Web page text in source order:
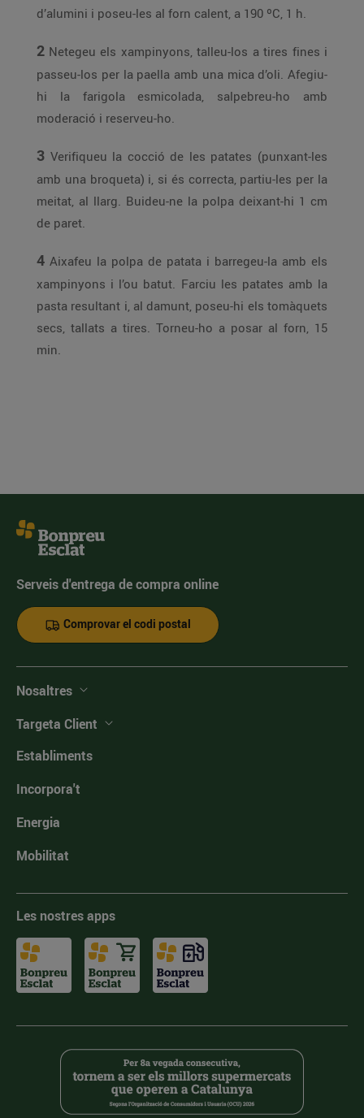
d’alumini i poseu-les al forn calent, a 190 ºC, 1 h.
2 Netegeu els xampinyons, talleu-los a tires fines i
passeu-los per la paella amb una mica d’oli. Afegiu-
hi la farigola esmicolada, salpebreu-ho amb
moderació i reserveu-ho.
3 Verifiqueu la cocció de les patates (punxant-les
amb una broqueta) i, si és correcta, partiu-les per la
meitat, al llarg. Buideu-ne la polpa deixant-hi 1 cm
de paret.
4 Aixafeu la polpa de patata i barregeu-la amb els
xampinyons i l’ou batut. Farciu les patates amb la
pasta resultant i, al damunt, poseu-hi els tomàquets
secs, tallats a tires. Torneu-ho a posar al forn, 15
min.
Serveis d'entrega de compra online
Comprovar el codi postal
Nosaltres
Targeta Client
Establiments
Incorpora't
Energia
Mobilitat
Les nostres apps